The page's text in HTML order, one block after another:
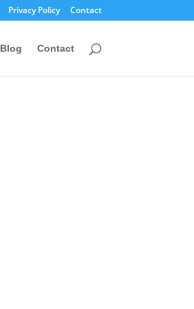
Privacy Policy Contact
Blog Contact